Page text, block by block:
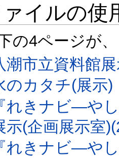
イルの使
の4ページが
潮市立資料館
のカタチ(展示)
『れきナビ―や
示(企画展示室
『れきナビ―や